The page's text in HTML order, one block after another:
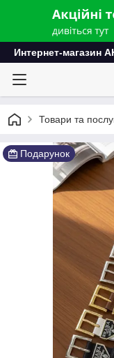
Интернет-магазин
Товари та
Подарунок